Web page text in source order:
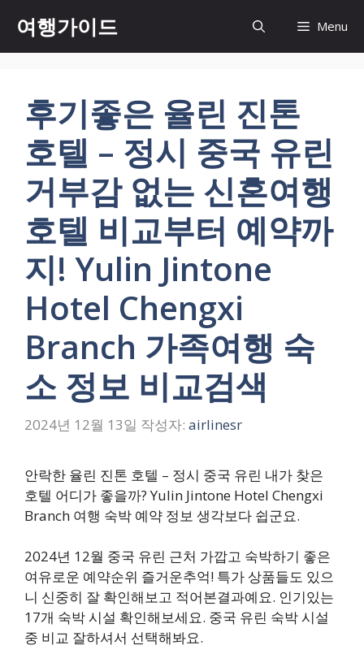
츠
여행가이드 Menu
후기좋은 율린 진톤
호텔 – 정시 중국 유린
거부감 없는 신혼여행
호텔 비교부터 예약까
지! Yulin Jintone
Hotel Chengxi
Branch 가족여행 숙
소 정보 비교검색
2024년 12월 13일 작성자: airlinesr
안락한 율린 진톤 호텔 – 정시 중국 유린 내가 찾은
호텔 어디가 좋을까? Yulin Jintone Hotel Chengxi
Branch 여행 숙박 예약 정보 생각보다 쉽군요.
2024년 12월 중국 유린 근처 가깝고 숙박하기 좋은
여유로운 예약순위 즐거운추억! 특가 상품들도 있으
니 신중히 잘 확인해보고 적어본결과예요. 인기있는
17개 숙박 시설 확인해보세요. 중국 유린 숙박 시설
중 비교 잘하셔서 선택해봐요.